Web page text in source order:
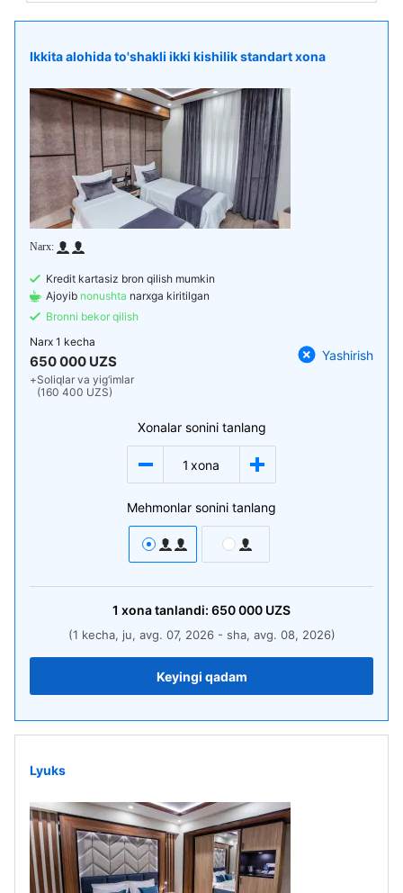
Ikkita alohida to'shakli ikki kishilik standart xona
Kredit kartasiz bron qilish mumkin
Ajoyib nonushta narxga kiritilgan
Bronni bekor qilish
Narx 1 kecha
650 000 UZS
+Soliqlar va yig‘imlar
(160 400 UZS)
Yashirish
Xonalar sonini tanlang
1 xona
Mehmonlar sonini tanlang
1 xonatanlandi: 650 000 UZS
(1 kecha, ju, avg. 07, 2026 - sha, avg. 08, 2026)
Keyingi qadam
Lyuks